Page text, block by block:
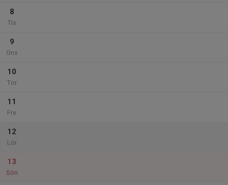
8
Tis
9
Ons
10
Tor
11
Fre
12
Lör
13
Sön